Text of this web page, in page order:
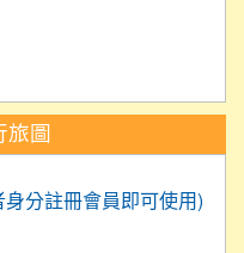
旅圖
分註冊會員即可使用)